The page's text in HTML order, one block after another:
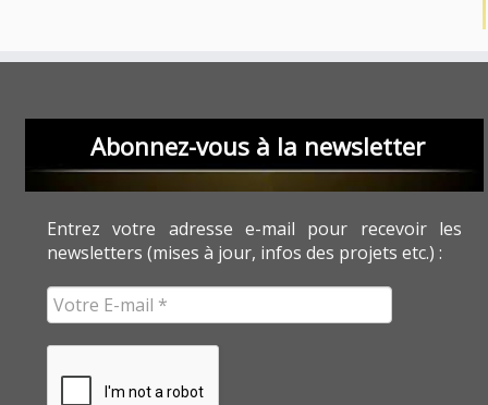
Abonnez-vous à la newsletter
Entrez votre adresse e-mail pour recevoir les
newsletters (mises à jour, infos des projets etc.) :